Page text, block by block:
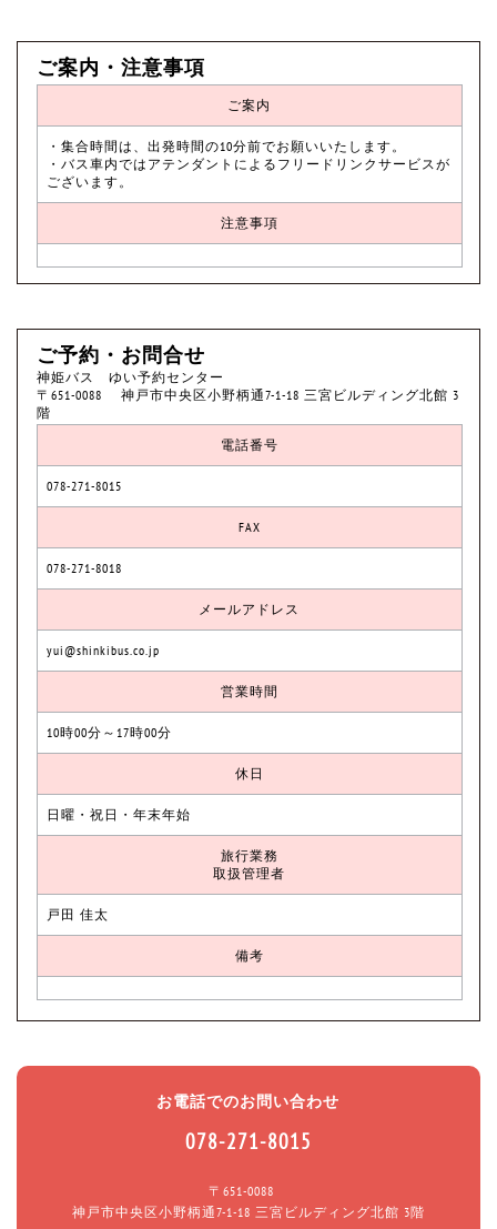
ご案内・注意事項
ご案内
・集合時間は、出発時間の10分前でお願いいたします。
・バス車内ではアテンダントによるフリードリンクサービスが
ございます。
注意事項
ご予約・お問合せ
神姫バス ゆい予約センター
〒651-0088 神戸市中央区小野柄通7-1-18 三宮ビルディング北館 3
階
電話番号
078-271-8015
FAX
078-271-8018
メールアドレス
yui@shinkibus.co.jp
営業時間
10時00分～17時00分
休日
日曜・祝日・年末年始
旅行業務
取扱管理者
戸田 佳太
備考
お電話でのお問い合わせ
078-271-8015
〒651-0088
神戸市中央区小野柄通7-1-18 三宮ビルディング北館 3階